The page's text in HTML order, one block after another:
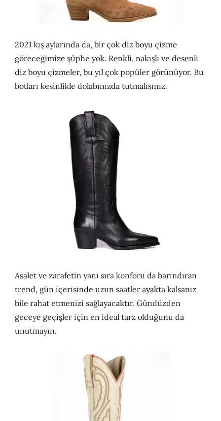
2021 kış aylarında da, bir çok diz boyu çizme
göreceğimize şüphe yok. Renkli, nakışlı ve desenli
diz boyu çizmeler, bu yıl çok popüler görünüyor. Bu
botları kesinlikle dolabınızda tutmalısınız.
Asalet ve zarafetin yanı sıra konforu da barındıran
trend, gün içerisinde uzun saatler ayakta kalsanız
bile rahat etmenizi sağlayacaktır. Gündüzden
geceye geçişler için en ideal tarz olduğunu da
unutmayın.